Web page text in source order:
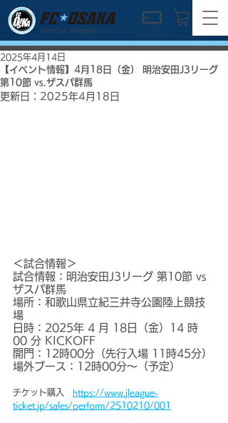
OFFICIAL WEBSITE
【イベント情報】4月18日（金） 明治安田J3リーグ
第10節 vs.ザスパ群馬
2025年4月14日
更新日： 2025年4月18日
＜試合情報＞
試合情報：明治安田J3リーグ 第10節 vs
ザスパ群馬
場所：和歌山県立紀三井寺公園陸上競技
場
日時：2025年 4 月 18日（金）14 時
00 分 KICKOFF
開門：12時00分（先行入場 11時45分）
場外ブース：12時00分～（予定）
チケット購入 https://www.jleague-
ticket.jp/sales/perform/2510210/001